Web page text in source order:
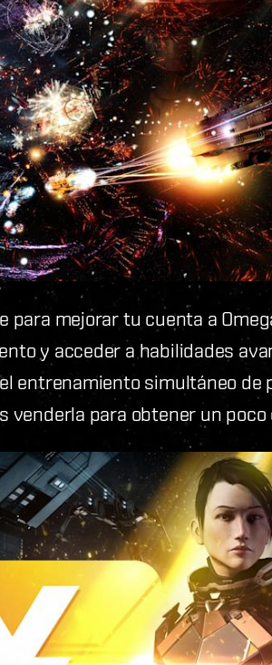
para mejorar tu cuenta a
y acceder a habilidades
entrenamiento simultáneo de
venderla para obtener un poco